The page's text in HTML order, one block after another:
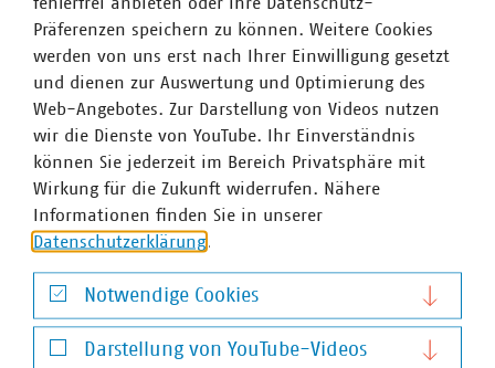
Dr. Jürgen Kruse
Stv. Geschäftsführer
+49 211 159243-13
kruse(at)vku(dot)de
Präferenzen speichern zu können. Weitere Cookies
werden von uns erst nach Ihrer Einwilligung gesetzt
und dienen zur Auswertung und Optimierung des
Web-Angebotes. Zur Darstellung von Videos nutzen
wir die Dienste von YouTube. Ihr Einverständnis
können Sie jederzeit im Bereich Privatsphäre mit
Wirkung für die Zukunft widerrufen. Nähere
Informationen finden Sie in unserer
Datenschutzerklärung
Notwendige Cookies
Notwendige Cookies
Darstellung von YouTube-Videos